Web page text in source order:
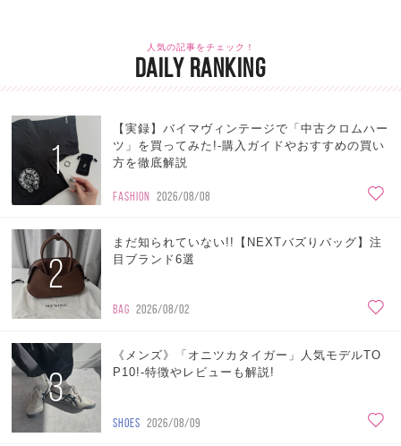
人気の記事をチェック！
DAILY RANKING
1
【実録】バイマヴィンテージで「中古クロムハー
ツ」を買ってみた!-購入ガイドやおすすめの買い
方を徹底解説
FASHION 2026/08/08
2
まだ知られていない!!【NEXTバズりバッグ】注
目ブランド6選
BAG 2026/08/02
3
《メンズ》「オニツカタイガー」人気モデルTO
P10!-特徴やレビューも解説!
SHOES 2026/08/09